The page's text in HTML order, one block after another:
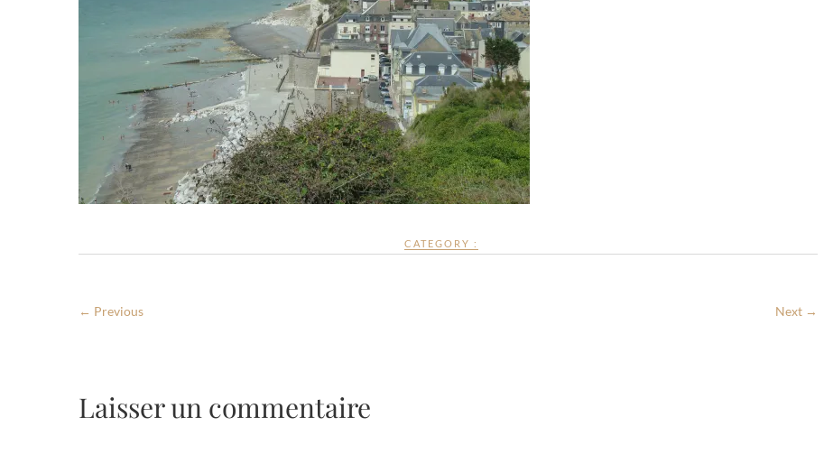
CATEGORY :
← Previous Next →
Laisser un commentaire